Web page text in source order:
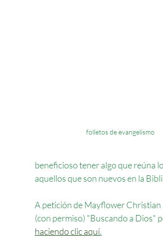
folletos de evangelismo
beneficioso tener algo que reúna
aquellos que son nuevos en la
A petición de Mayflower
(con permiso) "Buscando a Dios"
haciendo clic aquí.